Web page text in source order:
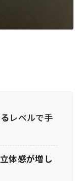
レベルで手
体感が増し